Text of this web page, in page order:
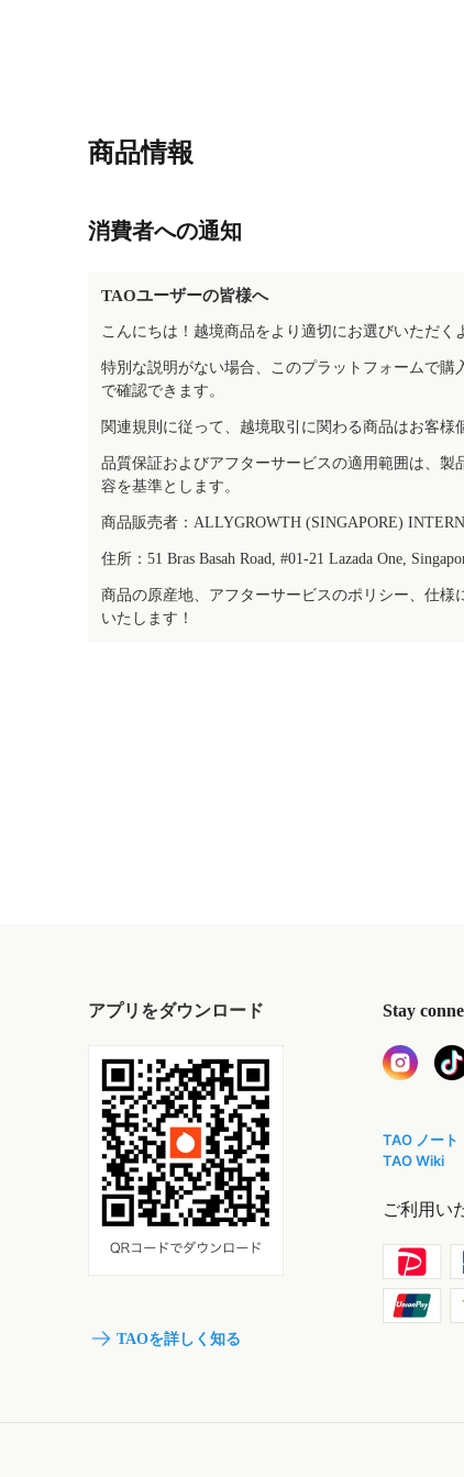
商品情報
消費者への通知
TAOユーザーの皆様へ
こんにちは！越境商品をより適切にお選びいただ
特別な説明がない場合、このプラットフォームで
で確認できます。
関連規則に従って、越境取引に関わる商品はお客様
品質保証およびアフターサービスの適用範囲は、
容を基準とします。
商品販売者：ALLYGROWTH (SINGAPORE)
住所：51 Bras Basah Road, #01-21 Lazada One,
商品の原産地、アフターサービスのポリシー、仕
いたします！
アプリをダウンロード
TAOを詳しく知る
Stay
TAO ノート
TAO Wiki
ご利用い